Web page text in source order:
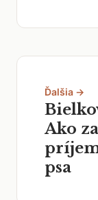
Ďalšia →
Ako
psa